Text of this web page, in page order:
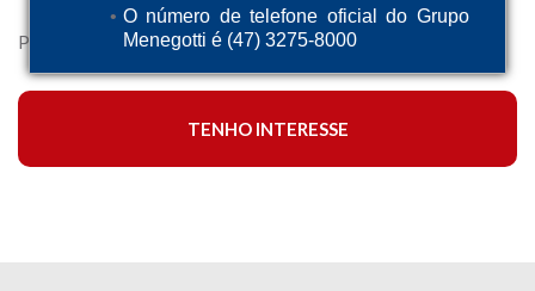
O número de telefone oficial do Grupo
Menegotti é (47) 3275-8000
Pinhão Z-09 para betoneiras 120 e 150l Prime.
TENHO INTERESSE